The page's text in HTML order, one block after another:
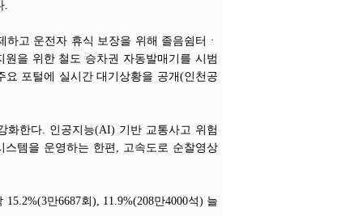
.
고 운전자 휴식 보장을 위해 졸음쉼터ㆍ
을 위한 철도 승차권 자동발매기를 시범
포털에 실시간 대기상황을 공개(인천공
화한다. 인공지능(AI) 기반 교통사고 위험
템을 운영하는 한편, 고속도로 순찰영상
만6687회), 11.9%(208만4000석) 늘